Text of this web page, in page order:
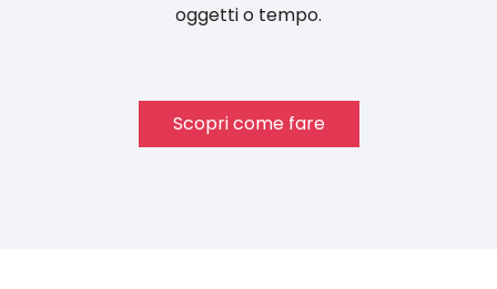
oggetti o tempo.
Scopri come fare